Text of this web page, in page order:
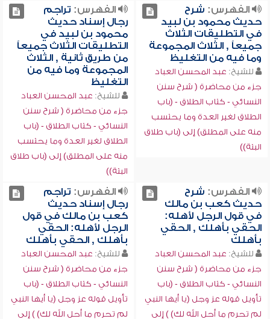
الفهرس: شرح
حديث محمود بن لبيد
في التطليقات الثلاث
جميعاً , الثلاث المجموعة
وما فيه من التغليظ
للشيخ: عبد المحسن العباد
جزء من محاضرة ( شرح سنن
النسائي - كتاب الطلاق - (باب
الطلاق لغير العدة وما يحتسب
منه على المطلق) إلى (باب طلاق
البتة))
الفهرس: تراجم
رجال إسناد حديث
محمود بن لبيد في
التطليقات الثلاث جميعاً
من طريق ثانية , الثلاث
المجموعة وما فيه من
التغليظ
للشيخ: عبد المحسن العباد
جزء من محاضرة ( شرح سنن
النسائي - كتاب الطلاق - (باب
الطلاق لغير العدة وما يحتسب
منه على المطلق) إلى (باب طلاق
البتة))
الفهرس: شرح
حديث كعب بن مالك
في قول الرجل لأهله:
الحقي بأهلك , الحقي
بأهلك
للشيخ: عبد المحسن العباد
جزء من محاضرة ( شرح سنن
النسائي - كتاب الطلاق - (باب
تأويل قوله عز وجل (يا أيها النبي
لم تحرم ما أحل الله لك) ) إلى
الفهرس: تراجم
رجال إسناد حديث
كعب بن مالك في قول
الرجل لأهله: الحقي
بأهلك , الحقي بأهلك
للشيخ: عبد المحسن العباد
جزء من محاضرة ( شرح سنن
النسائي - كتاب الطلاق - (باب
تأويل قوله عز وجل (يا أيها النبي
لم تحرم ما أحل الله لك) ) إلى